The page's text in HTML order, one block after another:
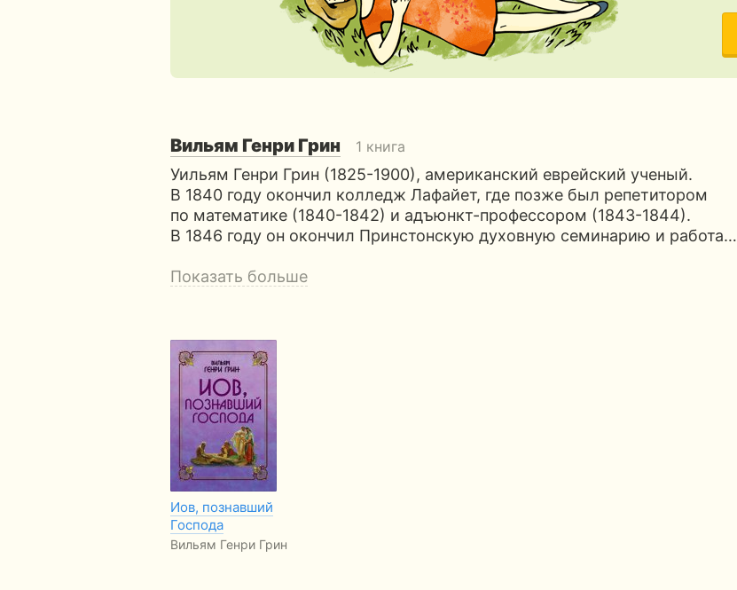
Вильям Генри Грин 1 книга
Уильям Генри Грин (1825-1900), американский еврейский ученый.
В 1840 году окончил колледж Лафайет, где позже был репетитором
по математике (1840-1842) и адъюнкт-профессором (1843-1844).
В 1846 году он окончил Принстонскую духовную семинарию и работа…
Показать больше
Иов, познавший
Господа
Вильям Генри Грин